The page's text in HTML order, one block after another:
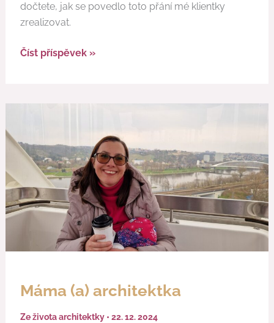
dočtete, jak se povedlo toto přání mé klientky
zrealizovat.
Číst příspěvek »
Máma (a) architektka
Ze života architektky• 22. 12. 2024
architektka